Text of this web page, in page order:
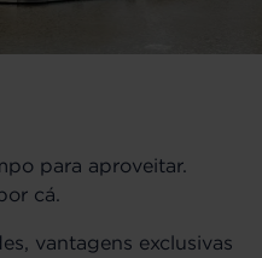
para aproveitar.
cá.
vantagens exclusivas